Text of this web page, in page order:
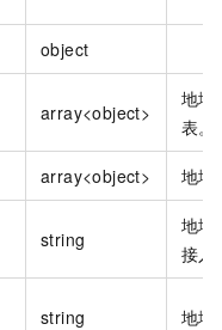
object
array<object>
地域
表。
array<object> 地域
string
地域
接入
string 地域